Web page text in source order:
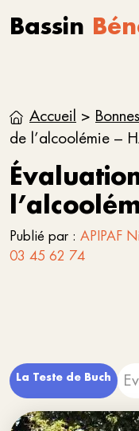
Bassin
Accueil >
de l’alcoolémie –
Publié par : APIPAF
03 45 62 74
La Teste de Buch